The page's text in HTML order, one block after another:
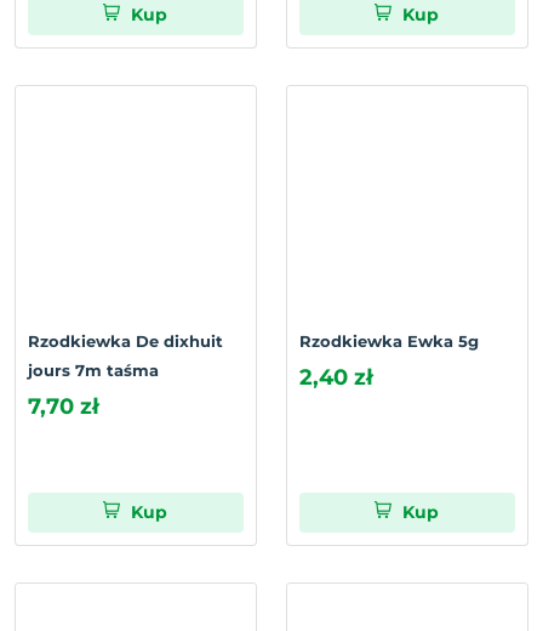
Kup Kup
Rzodkiewka De dixhuit
jours 7m taśma
7,70 zł
Kup
Rzodkiewka Ewka 5g
2,40 zł
Kup